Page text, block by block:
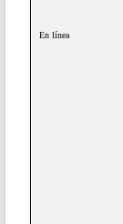
En línea